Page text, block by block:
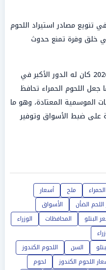
تنويع مصادر استيراد اللحوم
خلق وفرة تمنع حدوث
إن استقرار سعر الصرف في عام 2026 كان له الدور الأكبر في
جعل اللحوم الحمراء تحافظ
الموسمية المعتادة، وهو ما
على ضبط الأسواق وتوفير
ملح
أسعار
الضأن
الأسواق
البتلو المحافظات
الوزراء
السن
اللحوم الكندوز
اللحوم الكندوز
لحوم